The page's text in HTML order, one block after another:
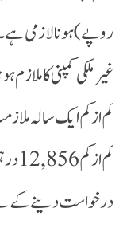
روپے) ہونا لازمی
غیر ملکی کمپنی کا
کم از کم ایک سالہ
کم از کم 12,856 درہم ماہانہ آمدنی
درخواست دینے کے